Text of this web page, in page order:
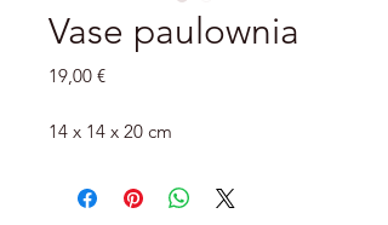
Vase paulownia
19,00 €Prix
14 x 14 x 20 cm